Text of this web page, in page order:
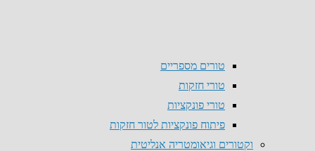
טורים מספריים
טורי חזקות
טורי פונקציות
פיתוח פונקציות לטור חזקות
וקטורים וגיאומטריה אנליטית